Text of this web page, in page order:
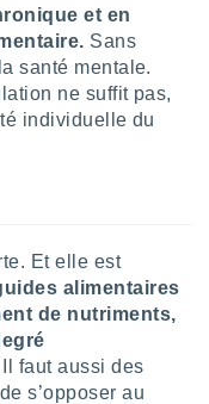
et en
Sans
santé mentale.
ne suffit pas,
individuelle du
Et elle est
alimentaires
de nutriments,
Il faut aussi des
s’opposer au